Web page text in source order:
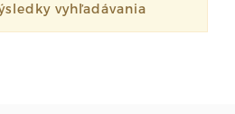
vyhľadávania